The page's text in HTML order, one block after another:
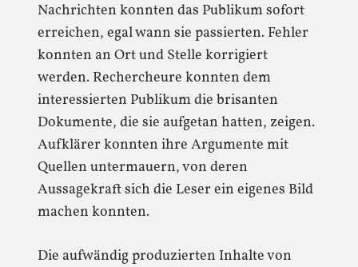
Nachrichten konnten das Publikum sofort
erreichen, egal wann sie passierten. Fehler
konnten an Ort und Stelle korrigiert
werden. Rechercheure konnten dem
interessierten Publikum die brisanten
Dokumente, die sie aufgetan hatten, zeigen.
Aufklärer konnten ihre Argumente mit
Quellen untermauern, von deren
Aussagekraft sich die Leser ein eigenes Bild
machen konnten.
Die aufwändig produzierten Inhalte von